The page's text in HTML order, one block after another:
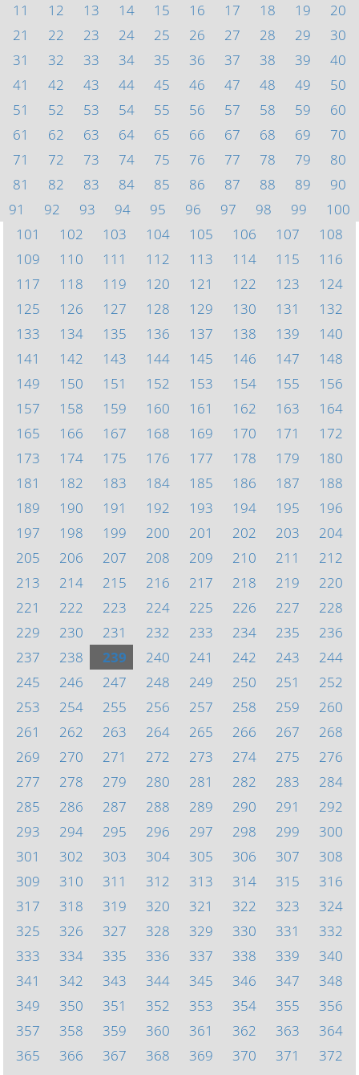
11
12 13 14 15 16 17 18 19
20
21
22 23 24 25 26 27 28 29
30
31
32 33 34 35 36 37 38 39
40
41
42 43 44 45 46 47 48 49
50
51
52 53 54 55 56 57 58 59
60
61
62 63 64 65 66 67 68 69
70
71
72 73 74 75 76 77 78 79
80
81
82 83 84 85 86 87 88 89
90
91
92 93 94 95 96 97 98 99
100
101
102 103 104 105 106 107
108
109
110 111 112 113 114 115
116
117
118 119 120 121 122 123
124
125
126 127 128 129 130 131
132
133
134 135 136 137 138 139
140
141
142 143 144 145 146 147
148
149
150 151 152 153 154 155
156
157
158 159 160 161 162 163
164
165
166 167 168 169 170 171
172
173
174 175 176 177 178 179
180
181
182 183 184 185 186 187
188
189
190 191 192 193 194 195
196
197
198 199 200 201 202 203
204
205
206 207 208 209 210 211
212
213
214 215 216 217 218 219
220
221
222 223 224 225 226 227
228
229
230 231 232 233 234 235
236
237
238 239 240 241 242 243
244
245
246 247 248 249 250 251
252
253
254 255 256 257 258 259
260
261
262 263 264 265 266 267
268
269
270 271 272 273 274 275
276
277
278 279 280 281 282 283
284
285
286 287 288 289 290 291
292
293
294 295 296 297 298 299
300
301
302 303 304 305 306 307
308
309
310 311 312 313 314 315
316
317
318 319 320 321 322 323
324
325
326 327 328 329 330 331
332
333
334 335 336 337 338 339
340
341
342 343 344 345 346 347
348
349
350 351 352 353 354 355
356
357
358 359 360 361 362 363
364
365
366 367 368 369 370 371
372